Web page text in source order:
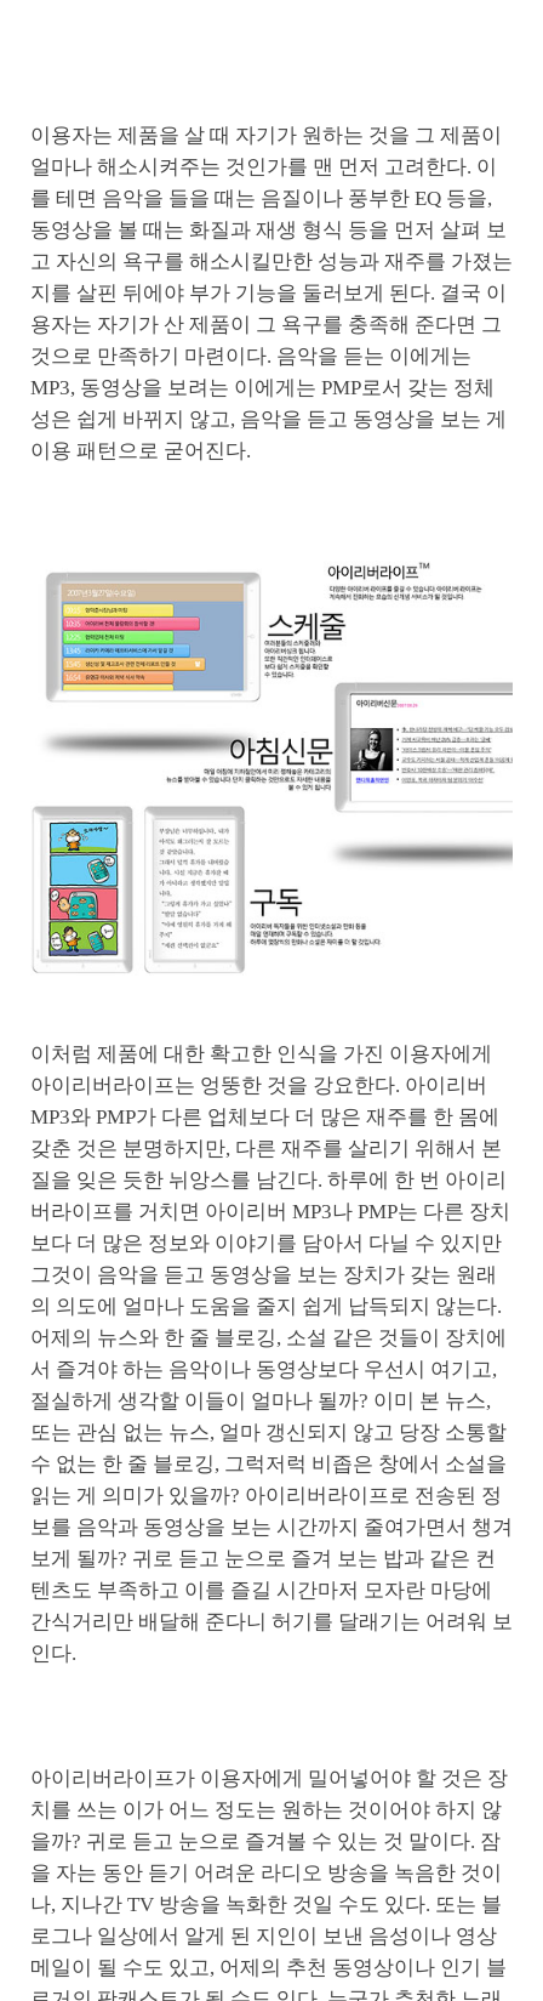
이용자는 제품을 살 때 자기가 원하는 것을 그 제품이
얼마나 해소시켜주는 것인가를 맨 먼저 고려한다. 이
를 테면 음악을 들을 때는 음질이나 풍부한 EQ 등을,
동영상을 볼 때는 화질과 재생 형식 등을 먼저 살펴 보
고 자신의 욕구를 해소시킬만한 성능과 재주를 가졌는
지를 살핀 뒤에야 부가 기능을 둘러보게 된다. 결국 이
용자는 자기가 산 제품이 그 욕구를 충족해 준다면 그
것으로 만족하기 마련이다. 음악을 듣는 이에게는
MP3, 동영상을 보려는 이에게는 PMP로서 갖는 정체
성은 쉽게 바뀌지 않고, 음악을 듣고 동영상을 보는 게
이용 패턴으로 굳어진다.
이처럼 제품에 대한 확고한 인식을 가진 이용자에게
아이리버라이프는 엉뚱한 것을 강요한다. 아이리버
MP3와 PMP가 다른 업체보다 더 많은 재주를 한 몸에
갖춘 것은 분명하지만, 다른 재주를 살리기 위해서 본
질을 잊은 듯한 뉘앙스를 남긴다. 하루에 한 번 아이리
버라이프를 거치면 아이리버 MP3나 PMP는 다른 장치
보다 더 많은 정보와 이야기를 담아서 다닐 수 있지만
그것이 음악을 듣고 동영상을 보는 장치가 갖는 원래
의 의도에 얼마나 도움을 줄지 쉽게 납득되지 않는다.
어제의 뉴스와 한 줄 블로깅, 소설 같은 것들이 장치에
서 즐겨야 하는 음악이나 동영상보다 우선시 여기고,
절실하게 생각할 이들이 얼마나 될까? 이미 본 뉴스,
또는 관심 없는 뉴스, 얼마 갱신되지 않고 당장 소통할
수 없는 한 줄 블로깅, 그럭저럭 비좁은 창에서 소설을
읽는 게 의미가 있을까? 아이리버라이프로 전송된 정
보를 음악과 동영상을 보는 시간까지 줄여가면서 챙겨
보게 될까? 귀로 듣고 눈으로 즐겨 보는 밥과 같은 컨
텐츠도 부족하고 이를 즐길 시간마저 모자란 마당에
간식거리만 배달해 준다니 허기를 달래기는 어려워 보
인다.
아이리버라이프가 이용자에게 밀어넣어야 할 것은 장
치를 쓰는 이가 어느 정도는 원하는 것이어야 하지 않
을까? 귀로 듣고 눈으로 즐겨볼 수 있는 것 말이다. 잠
을 자는 동안 듣기 어려운 라디오 방송을 녹음한 것이
나, 지나간 TV 방송을 녹화한 것일 수도 있다. 또는 블
로그나 일상에서 알게 된 지인이 보낸 음성이나 영상
메일이 될 수도 있고, 어제의 추천 동영상이나 인기 블